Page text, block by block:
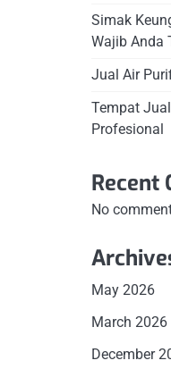
Simak
Wajib Anda
Jual Air
Tempat
Profesional
Recent
No
May 2026
March 2026
December